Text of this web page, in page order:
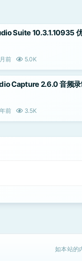
Suite 10.3.1.10935
前 5.0K
Capture 2.6.0 音频
前 3.5K
如本站的